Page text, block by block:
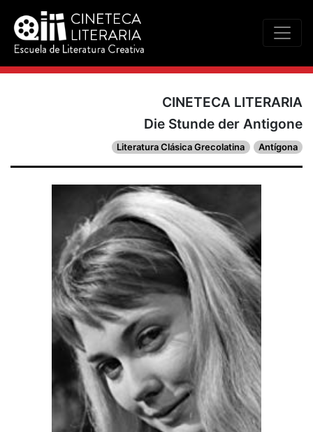
CINETECA LITERARIA
Die Stunde der Antigone
Literatura Clásica Grecolatina Antígona